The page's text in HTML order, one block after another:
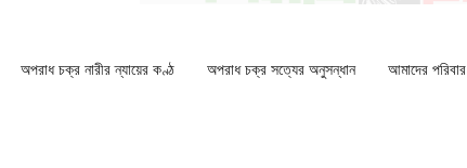
অপরাধ চক্র নারীর ন্যায়ের কণ্ঠ অপরাধ চক্র সত্যের অনুসন্ধান আমাদের পরিবার